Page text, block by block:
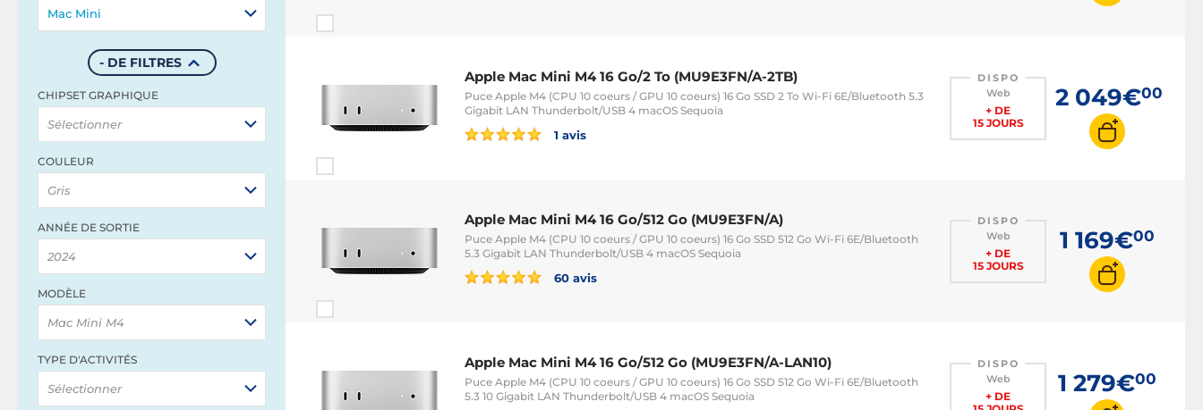
Mac Mini
- DE FILTRES
CHIPSET GRAPHIQUE
Sélectionner
COULEUR
Gris
ANNÉE DE SORTIE
2024
MODÈLE
Mac Mini M4
TYPE D'ACTIVITÉS
Sélectionner
Apple Mac Mini M4 16 Go/2 To (MU9E3FN/A-2TB)
Puce Apple M4 (CPU 10 coeurs / GPU 10 coeurs) 16 Go SSD 2 To Wi-Fi 6E/Bluetooth 5.3
Gigabit LAN Thunderbolt/USB 4 macOS Sequoia
1 avis
DISPO
Web
+ DE
15 JOURS
2 049€00
Apple Mac Mini M4 16 Go/512 Go (MU9E3FN/A)
Puce Apple M4 (CPU 10 coeurs / GPU 10 coeurs) 16 Go SSD 512 Go Wi-Fi 6E/Bluetooth
5.3 Gigabit LAN Thunderbolt/USB 4 macOS Sequoia
60 avis
DISPO
Web
+ DE
15 JOURS
1 169€00
Apple Mac Mini M4 16 Go/512 Go (MU9E3FN/A-LAN10)
Puce Apple M4 (CPU 10 coeurs / GPU 10 coeurs) 16 Go SSD 512 Go Wi-Fi 6E/Bluetooth
5.3 10 Gigabit LAN Thunderbolt/USB 4 macOS Sequoia
DISPO
Web
+ DE
1 279€00